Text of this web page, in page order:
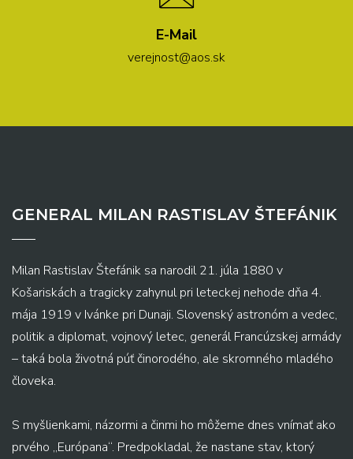
E-Mail
verejnost@aos.sk
GENERAL MILAN RASTISLAV ŠTEFÁNIK
Milan Rastislav Štefánik sa narodil 21. júla 1880 v
Košariskách a tragicky zahynul pri leteckej nehode dňa 4.
mája 1919 v Ivánke pri Dunaji. Slovenský astronóm a vedec,
politik a diplomat, vojnový letec, generál Francúzskej armády
– taká bola životná púť činorodého, ale skromného mladého
človeka.
S myšlienkami, názormi a činmi ho môžeme dnes vnímať ako
prvého „Európana“. Predpokladal, že nastane stav, ktorý